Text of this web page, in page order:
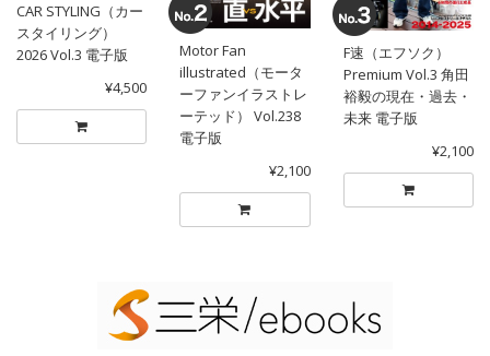
CAR STYLING（カー
スタイリング）
2026 Vol.3 電子版
¥4,500
Motor Fan
illustrated（モータ
ーファンイラストレ
ーテッド） Vol.238
電子版
¥2,100
F速（エフソク）
Premium Vol.3 角田
裕毅の現在・過去・
未来 電子版
¥2,100